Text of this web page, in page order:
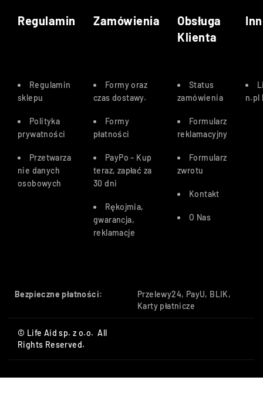
Regulamin Zamówienia
Obsługa
Klienta
Regulamin
sklepu
Polityka
prywatności
Przetwarza
nie danych
osobowych
Formy oraz
czas dostawy.
Formy
płatności
PayPo – Kup
teraz, zapłać za
30 dni
Rękojmia,
gwarancja,
reklamacje
Status
zamówienia
Formularz
reklamacyjny
Formularz
zwrotu
Kontakt
O Nas
n.pl
Bezpieczne płatności:
Przelewy24, PayU, BLIK,
Karty płatnicze
© Life Aid sp. z o.o. All
Rights Reserved.